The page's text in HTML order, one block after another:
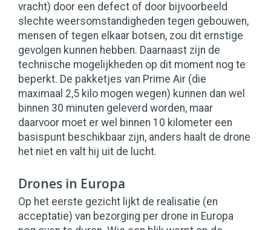
vracht) door een defect of door bijvoorbeeld
slechte weersomstandigheden tegen gebouwen,
mensen of tegen elkaar botsen, zou dit ernstige
gevolgen kunnen hebben. Daarnaast zijn de
technische mogelijkheden op dit moment nog te
beperkt. De pakketjes van Prime Air (die
maximaal 2,5 kilo mogen wegen) kunnen dan wel
binnen 30 minuten geleverd worden, maar
daarvoor moet er wel binnen 10 kilometer een
basispunt beschikbaar zijn, anders haalt de drone
het niet en valt hij uit de lucht.
Drones in Europa
Op het eerste gezicht lijkt de realisatie (en
acceptatie) van bezorging per drone in Europa